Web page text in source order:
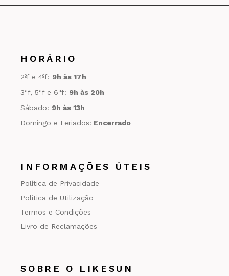
HORÁRIO
2ºf e 4ºf: 9h às 17h
3ªf, 5ªf e 6ªf: 9h às 20h
Sábado: 9h às 13h
Domingo e Feriados: Encerrado
INFORMAÇÕES ÚTEIS
Política de Privacidade
Política de Utilização
Termos e Condições
Livro de Reclamações
SOBRE O LIKESUN